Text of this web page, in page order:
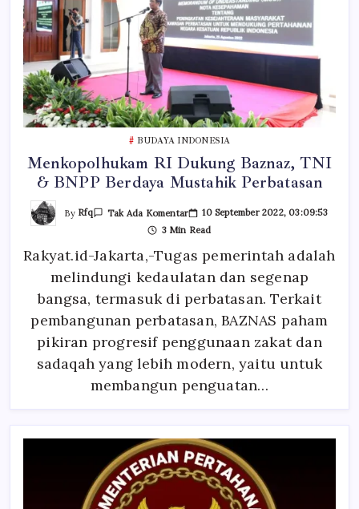
BUDAYA INDONESIA
Menkopolhukam RI Dukung Baznaz, TNI
& BNPP Berdaya Mustahik Perbatasan
By Rfq Tak Ada KomentarPada
RI
Baznaz,
TNI
&
BNPP
Berdaya
Mustahik
Perbatasan
10 September 2022, 03:09:53
3 Min Read
Rakyat.id-Jakarta,-Tugas pemerintah adalah
melindungi kedaulatan dan segenap
bangsa, termasuk di perbatasan. Terkait
pembangunan perbatasan, BAZNAS paham
pikiran progresif penggunaan zakat dan
sadaqah yang lebih modern, yaitu untuk
membangun penguatan…